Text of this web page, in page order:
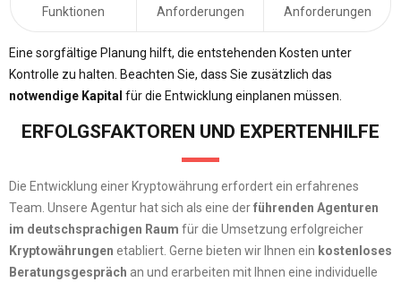
Funktionen
Anforderungen
Anforderungen
Eine sorgfältige Planung hilft, die entstehenden Kosten unter
Kontrolle zu halten. Beachten Sie, dass Sie zusätzlich das
notwendige Kapital für die Entwicklung einplanen müssen.
ERFOLGSFAKTOREN UND EXPERTENHILFE
Die Entwicklung einer Kryptowährung erfordert ein erfahrenes
Team. Unsere Agentur hat sich als eine derführenden Agenturen
im deutschsprachigen Raum für die Umsetzung erfolgreicher
Kryptowährungen etabliert. Gerne bieten wir Ihnen ein kostenloses
Beratungsgespräch an und erarbeiten mit Ihnen eine individuelle